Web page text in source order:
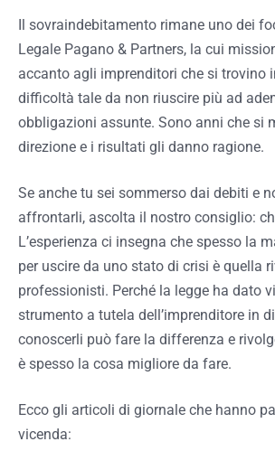
Il sovraindebitamento rimane uno dei
Legale Pagano & Partners, la cui
accanto agli imprenditori che si trovino
difficoltà tale da non riuscire più ad
obbligazioni assunte. Sono anni che si
direzione e i risultati gli danno ragione.
Se anche tu sei sommerso dai debiti e
affrontarli, ascolta il nostro consiglio:
L’esperienza ci insegna che spesso la
per uscire da uno stato di crisi è quella
professionisti. Perché la legge ha dato
strumento a tutela dell’imprenditore in
conoscerli può fare la differenza e
è spesso la cosa migliore da fare.
Ecco gli articoli di giornale che hanno
vicenda: